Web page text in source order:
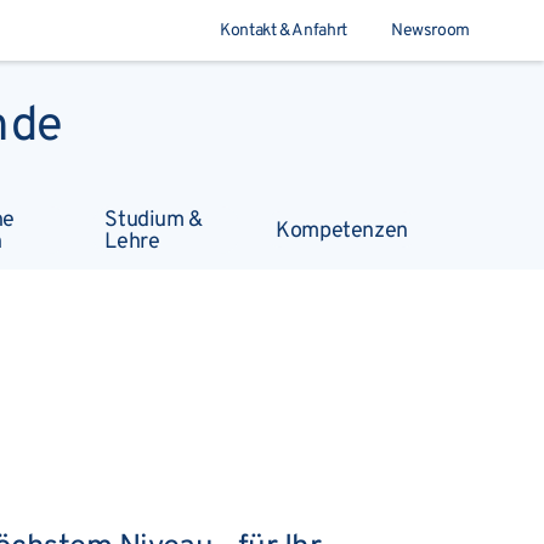
Kontakt & Anfahrt Newsroom
Studium &
Lehre Kompetenzen
Suchen